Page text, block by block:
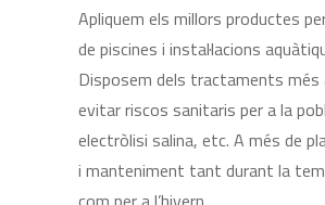
Apliquem els millors productes
de piscines i instal·lacions
Disposem dels tractaments més
evitar riscos sanitaris per a la
electròlisi salina, etc. A més de
i manteniment tant durant la